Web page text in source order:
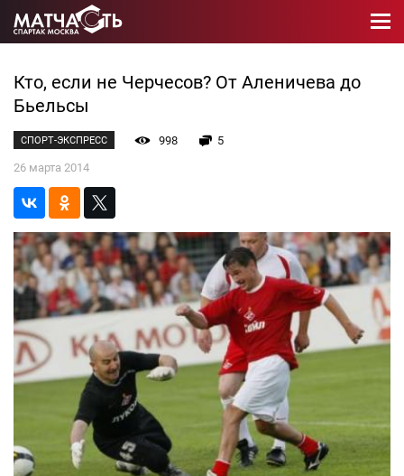
Кто, если не Черчесов? От Аленичева до
Бьельсы
СПОРТ-ЭКСПРЕСС 998
5
26 марта 2014